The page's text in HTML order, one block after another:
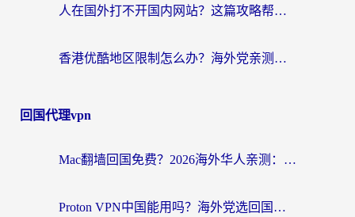
人在国外打不开国内网站？这篇攻略帮你无缝解锁国内资源（附交管12123使用技巧）
香港优酷地区限制怎么办？海外党亲测有效的追剧解决方案
回国代理vpn
Mac翻墙回国免费？2026海外华人亲测：从CCTV5直播到国内APP，这样选加速器才靠谱
Proton VPN中国能用吗？海外党选回国加速器的避坑指南（附番茄加速器实测）